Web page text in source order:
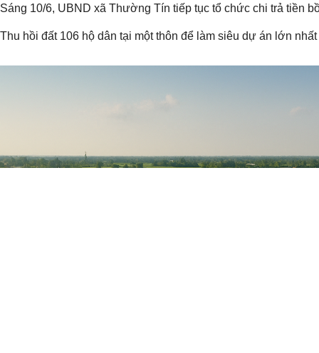
Sáng 10/6, UBND xã Thường Tín tiếp tục tổ chức chi trả tiền
Thu hồi đất 106 hộ dân tại một thôn để làm siêu dự án lớn